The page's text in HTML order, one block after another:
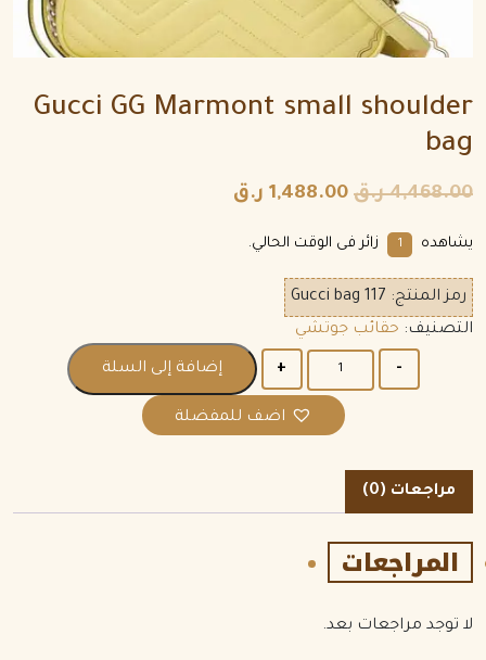
Gucci GG Marmont small shoulder
bag
4,468.00 ر.ق 1,488.00 ر.ق
يشاهده 1 زائر فى الوقت الحالي.
رمز المنتج: Gucci bag 117
التصنيف: حقائب جوتشي
إضافة إلى السلة
اضف للمفضلة
مراجعات (0)
المراجعات
لا توجد مراجعات بعد.